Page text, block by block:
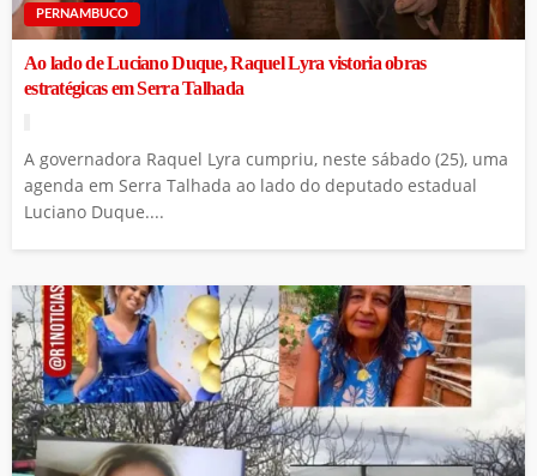
PERNAMBUCO
Ao lado de Luciano Duque, Raquel Lyra vistoria obras
estratégicas em Serra Talhada
A governadora Raquel Lyra cumpriu, neste sábado (25), uma
agenda em Serra Talhada ao lado do deputado estadual
Luciano Duque....